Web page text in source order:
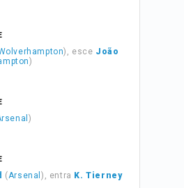
), esce João
)
)
(Arsenal), entra K. Tierney